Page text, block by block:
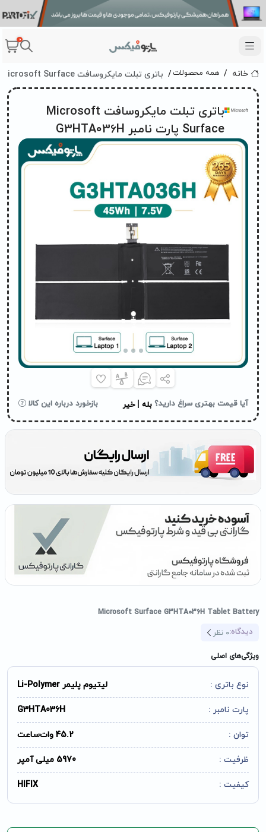
0
خانه همه محصولات باتری تبلت مایکروسافت Microsoft Surface پارت نامبر G3HTA036H
Microsoft Surface G3HTA036H Tablet Battery
دیدگاه:0 نظر
ویژگی‌های اصلی
نوع باتری : لیتیوم پلیمر Li-Polymer
پارت نامبر : G3HTA036H
توان : 45.2 وات‌ساعت
ظرفیت : 5970 میلی آمپر
کیفیت : HIFIX
باتری تبلت مایکروسافت Microsoft
Surface پارت نامبر G3HTA036H
آیا قیمت بهتری سراغ دارید؟ بله خیر بازخورد درباره این کالا